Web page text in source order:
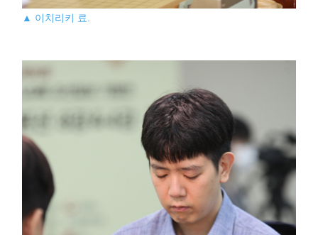
▲ 이치리키 료.